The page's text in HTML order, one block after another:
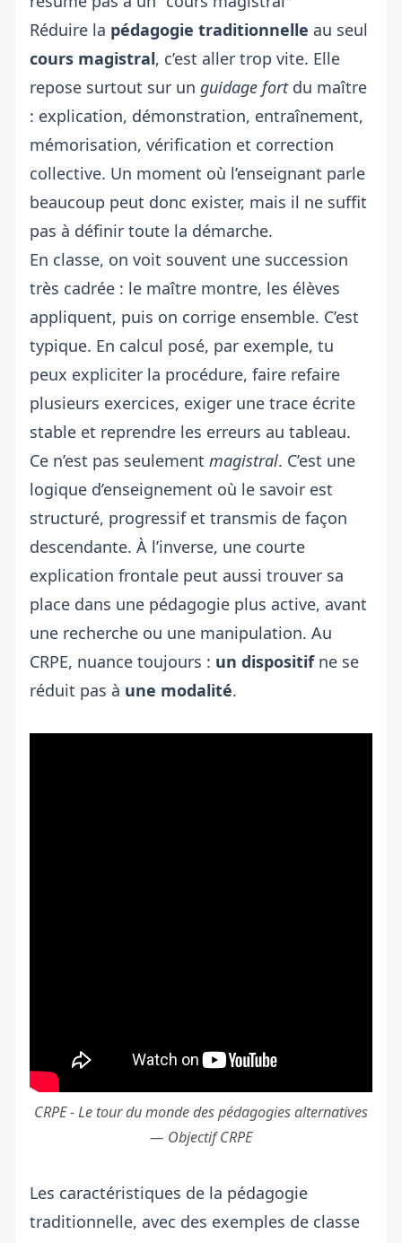
Réduire la pédagogie traditionnelle au seul
cours magistral, c’est aller trop vite. Elle
repose surtout sur un guidage fortdu maître
: explication, démonstration, entraînement,
mémorisation, vérification et correction
collective. Un moment où l’enseignant parle
beaucoup peut donc exister, mais il ne suffit
pas à définir toute la démarche.
En classe, on voit souvent une succession
très cadrée : le maître montre, les élèves
appliquent, puis on corrige ensemble. C’est
typique. En calcul posé, par exemple, tu
peux expliciter la procédure, faire refaire
plusieurs exercices, exiger une trace écrite
stable et reprendre les erreurs au tableau.
Ce n’est pas seulement magistral. C’est une
logique d’enseignement où le savoir est
structuré, progressif et transmis de façon
descendante. À l’inverse, une courte
explication frontale peut aussi trouver sa
place dans une pédagogie plus active, avant
une recherche ou une manipulation. Au
CRPE, nuance toujours : un dispositifne se
réduit pas à une modalité.
CRPE - Le tour du monde des pédagogies alternatives
— Objectif CRPE
Les caractéristiques de la pédagogie
traditionnelle, avec des exemples de classe